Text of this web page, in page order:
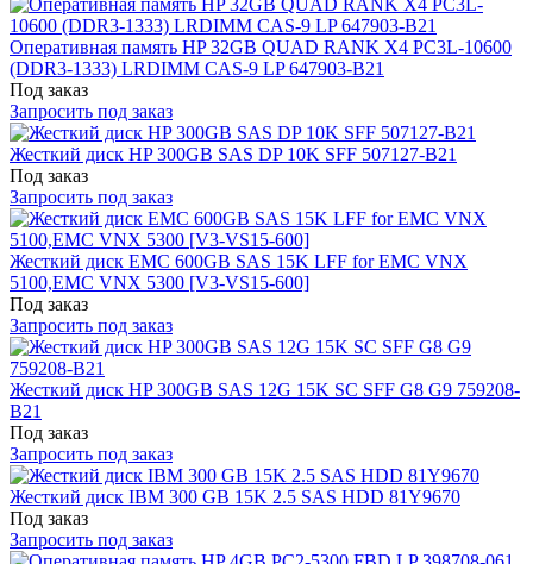
Оперативная память HP 32GB QUAD RANK X4 PC3L-10600
(DDR3-1333) LRDIMM CAS-9 LP 647903-B21
Под заказ
Запросить под заказ
Жесткий диск HP 300GB SAS DP 10K SFF 507127-B21
Под заказ
Запросить под заказ
Жесткий диск EMC 600GB SAS 15K LFF for EMC VNX
5100,EMC VNX 5300 [V3-VS15-600]
Под заказ
Запросить под заказ
Жесткий диск HP 300GB SAS 12G 15K SC SFF G8 G9 759208-
B21
Под заказ
Запросить под заказ
Жесткий диск IBM 300 GB 15K 2.5 SAS HDD 81Y9670
Под заказ
Запросить под заказ